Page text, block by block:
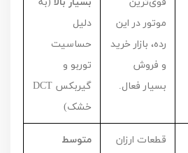
موتور در این
رده، بازار خرید
و فروش
بسیار فعال.
دلیل
حساسیت
توربو و
گیربکس DCT
خشک)
قطعات ارزان
متوسط